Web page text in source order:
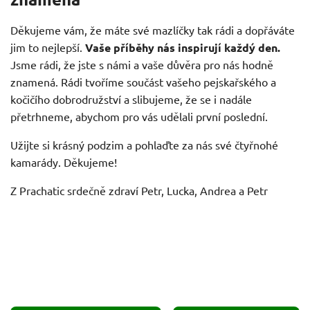
Děkujeme vám, že máte své mazlíčky tak rádi a dopřáváte
jim to nejlepší. Vaše příběhy nás inspirují každý den.
Jsme rádi, že jste s námi a vaše důvěra pro nás hodně
znamená. Rádi tvoříme součást vašeho pejskařského a
kočičího dobrodružství a slibujeme, že se i nadále
přetrhneme, abychom pro vás udělali první poslední.
Užijte si krásný podzim a pohlaďte za nás své čtyřnohé
kamarády. Děkujeme!
Z Prachatic srdečně zdraví Petr, Lucka, Andrea a Petr